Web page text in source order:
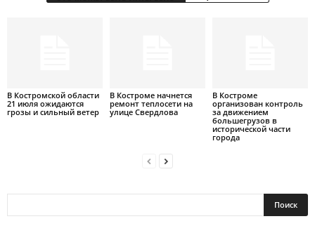
В Костромской области
21 июля ожидаются
грозы и сильный ветер
В Костроме начнется
ремонт теплосети на
улице Свердлова
В Костроме
организован контроль
за движением
большегрузов в
исторической части
города